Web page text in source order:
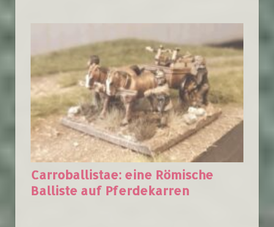
Carroballistae: eine Römische
Balliste auf Pferdekarren